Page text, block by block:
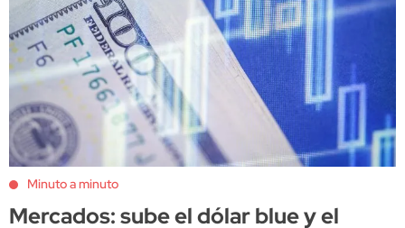
Minuto a minuto
Mercados: sube el dólar blue y el